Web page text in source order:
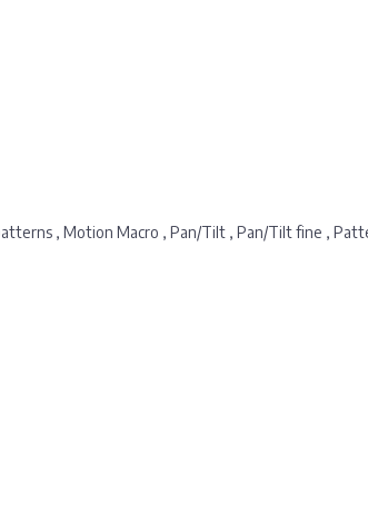
, Motion Macro , Pan/Tilt , Pan/Tilt fine ,